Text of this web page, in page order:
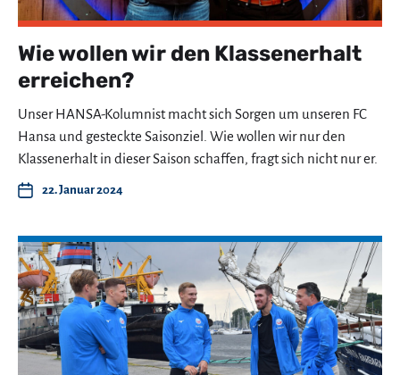
Wie wollen wir den Klassenerhalt
erreichen?
Unser HANSA-Kolumnist macht sich Sorgen um unseren FC
Hansa und gesteckte Saisonziel. Wie wollen wir nur den
Klassenerhalt in dieser Saison schaffen, fragt sich nicht nur er.
22. Januar 2024